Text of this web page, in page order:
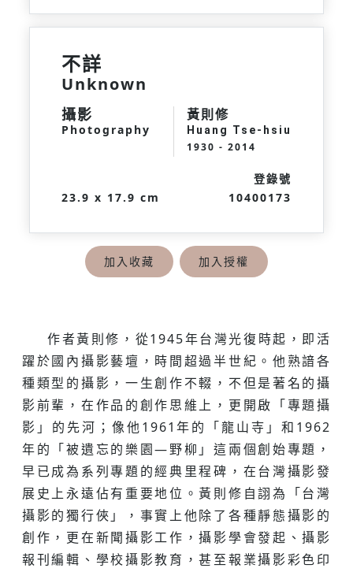
不詳
Unknown
攝影
Photography
黃則修
Huang Tse-hsiu
1930 - 2014
23.9 x 17.9 cm
登錄號
10400173
加入收藏 加入授權
作者黃則修，從1945年台灣光復時起，即活
躍於國內攝影藝壇，時間超過半世紀。他熟諳各
種類型的攝影，一生創作不輟，不但是著名的攝
影前輩，在作品的創作思維上，更開啟「專題攝
影」的先河；像他1961年的「龍山寺」和1962
年的「被遺忘的樂園—野柳」這兩個創始專題，
早已成為系列專題的經典里程碑，在台灣攝影發
展史上永遠佔有重要地位。黃則修自詡為「台灣
攝影的獨行俠」，事實上他除了各種靜態攝影的
創作，更在新聞攝影工作，攝影學會發起、攝影
報刊編輯、學校攝影教育，甚至報業攝影彩色印